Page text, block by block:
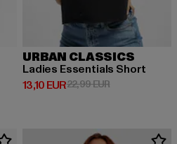
14,99 EUR
URBAN CLASSICS
Ladies Essentials Short
13,10 EUR
Derzeitiger Preis: 13,10 EUR
22,99 EURAktionspreis: